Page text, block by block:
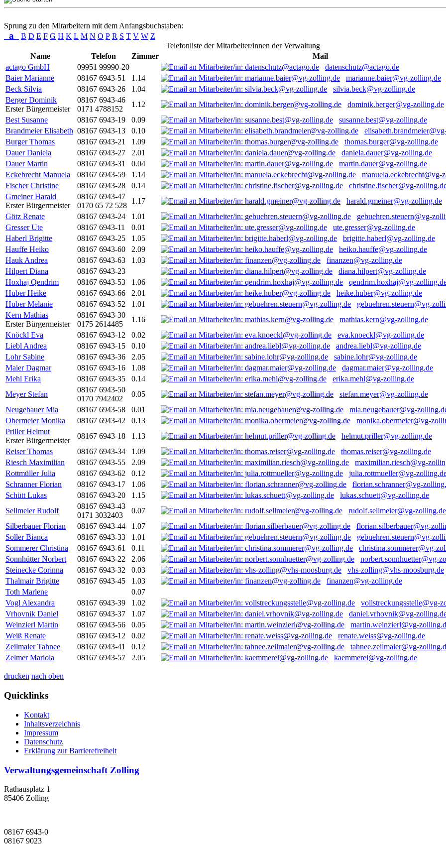
Sprung zu den Mitarbeitern mit dem Anfangsbuchstaben:
a B D E F G H K L M N O P R S T V W Z
Telefonliste der Mitarbeiter/innen der Verwaltung
Name
Telefon Zimmer
Mail
actago GmbH
09951 99990-20
datenschutz@actago.de
Baier Marianne
08167 6943-51 1.14
marianne.baier@vg-zolling.de
Beck Silvia
08167 6943-26 1.04
silvia.beck@vg-zolling.de
Berger Dominik
Erster Bürgermeister
08167 6943-46
0171 4788152
1.12
dominik.berger@vg-zolling.de
Best Susanne
08167 6943-19 0.09
susanne.best@vg-zolling.de
Brandmeier Elisabeth 08167 6943-13 0.10
Burger Thomas
08167 6943-21 1.09
thomas.burger@vg-zolling.de
Dauer Daniela
08167 6943-27 2.01
daniela.dauer@vg-zolling.de
Dauer Martin
08167 6943-31 0.04
martin.dauer@vg-zolling.de
Eckebrecht Manuela
08167 6943-59 1.14
manuela.eckebrecht@vg-
Fischer Christine
08167 6943-28 0.14
christine.fischer@vg-
Gmeiner Harald
Erster Bürgermeister
08167 6943-47
0170 65 72 528
1.17
harald.gmeiner@vg-zolling.de
Götz Renate
08167 6943-24 1.01
gebuehren.steuern@vg-
Gresser Ute
08167 6943-11 0.01
ute.gresser@vg-zolling.de
Haberl Brigitte
08167 6943-25 1.05
brigitte.haberl@vg-zolling.de
Hauffe Heiko
08167 6943-60 2.09
heiko.hauffe@vg-zolling.de
Hauk Andrea
08167 6943-63 1.03
finanzen@vg-zolling.de
Hilpert Diana
08167 6943-23
diana.hilpert@vg-zolling.de
Hoxhaj Qendrim
08167 6943-53 1.06
qendrim.hoxhaj@vg-
Huber Heike
08167 6943-66 2.01
heike.huber@vg-zolling.de
Huber Melanie
08167 6943-52 1.01
gebuehren.steuern@vg-
Kern Mathias
Erster Bürgermeister
08167 6943-30
0175 2614485
1.16
mathias.kern@vg-zolling.de
Knöckl Eva
08167 6943-12 0.02
eva.knoeckl@vg-zolling.de
Liebl Andrea
08167 6943-15 0.10
andrea.liebl@vg-zolling.de
Lohr Sabine
08167 6943-36 2.05
sabine.lohr@vg-zolling.de
Maier Dagmar
08167 6943-16 1.08
dagmar.maier@vg-zolling.de
Mehl Erika
08167 6943-35 0.14
erika.mehl@vg-zolling.de
Meyer Stefan
08167 6943-50
0170 7942402
0.05
stefan.meyer@vg-zolling.de
Neugebauer Mia
08167 6943-58 0.01
mia.neugebauer@vg-
Obermeier Monika
08167 6943-42 0.13
monika.obermeier@vg-
Priller Helmut
Erster Bürgermeister
08167 6943-18 1.13
helmut.priller@vg-zolling.de
Reiser Thomas
08167 6943-34 1.09
thomas.reiser@vg-zolling.de
Riesch Maximilian
08167 6943-55 2.09
maximilian.riesch@vg-
Rottmüller Julia
08167 6943-62 0.12
julia.rottmueller@vg-
Schranner Florian
08167 6943-17 1.06
florian.schranner@vg-
Schütt Lukas
08167 6943-20 1.15
lukas.schuett@vg-zolling.de
Sellmeier Rudolf
08167 6943-43
0171 3032403
0.07
rudolf.sellmeier@vg-zolling.de
Silberbauer Florian
08167 6943-44 1.07
florian.silberbauer@vg-
Soller Bianca
08167 6943-33 1.01
gebuehren.steuern@vg-
Sommerer Christina
08167 6943-61 0.11
christina.sommerer@vg-
Sonnhütter Norbert
08167 6943-22 2.06
norbert.sonnhuetter@vg-
Steinecke Corinna
08167 6943-32 0.03
vhs-zolling@vhs-moosburg.de
Thalmair Brigitte
08167 6943-45 1.03
finanzen@vg-zolling.de
Toth Marlene
0.07
Vogl Alexandra
08167 6943-39 1.02
vollstreckungsstelle@vg-
Vrhovnik Daniel
08167 6943-37 1.07
daniel.vrhovnik@vg-
Weinzierl Martin
08167 6943-56 0.05
martin.weinzierl@vg-
Weiß Renate
08167 6943-12 0.02
renate.weiss@vg-zolling.de
Zeilmaier Tahnee
08167 6943-41 0.12
tahnee.zeilmaier@vg-
Zelmer Mariola
08167 6943-57 2.05 kaemmerei@vg-zolling.de
drucken nach oben
Quicklinks
Kontakt
Inhaltsverzeichnis
Impressum
Datenschutz
Erklärung zur Barrierefreiheit
Verwaltungsgemeinschaft Zolling
Rathausplatz 1
85406 Zolling
08167 6943-0
08167 9023